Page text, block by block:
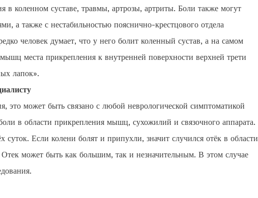
в коленном суставе, травмы, артрозы, артриты. Боли также могут
а также с нестабильностью пояснично-крестцового отдела
человек думает, что у него болит коленный сустав, а на самом
места прикрепления к внутренней поверхности верхней трети
лапок».
это может быть связано с любой неврологической симптоматикой
в области прикрепления мышц, сухожилий и связочного аппарата.
Если колени болят и припухли, значит случился отёк в области
может быть как большим, так и незначительным. В этом случае